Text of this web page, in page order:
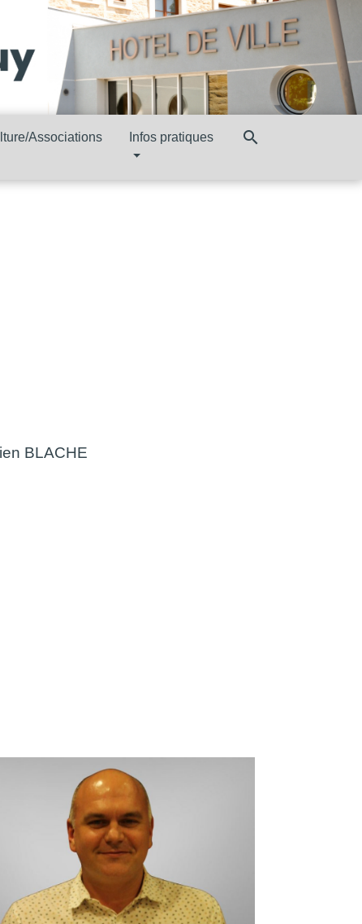
Associations Infos pratiques search
BLACHE